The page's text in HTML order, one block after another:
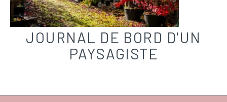
JOURNAL DE BORD D'UN
PAYSAGISTE